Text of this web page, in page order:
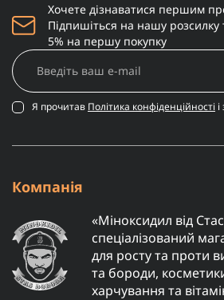
Хочете дізнаватися першим
Підпишіться на нашу
5% на першу покупку
Я прочитав Політика конфіденційності
Компанія
«Міноксидил від
спеціалізований
для росту та проти
та бороди,
харчування та